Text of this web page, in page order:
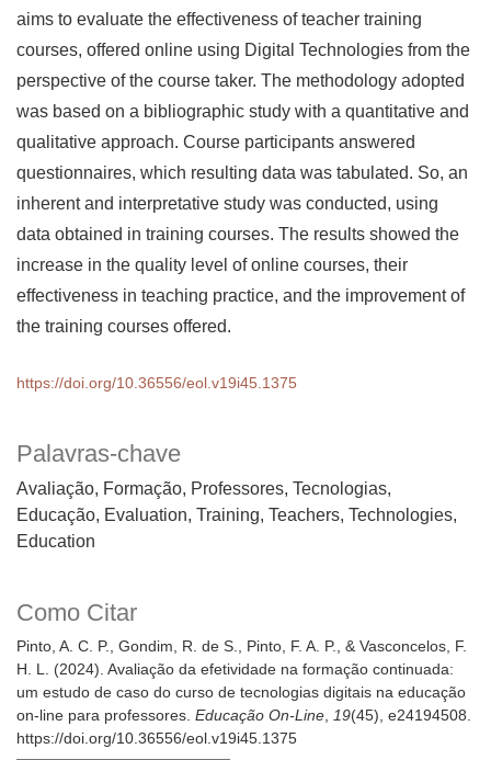
Palavras-chave
Avaliação, Formação, Professores, Tecnologias,
Educação Evaluation, Training, Teachers, Technologies,
Education
Como Citar
Pinto, A. C. P., Gondim, R. de S., Pinto, F. A. P., & Vasconcelos, F.
H. L. (2024). Avaliação da efetividade na formação continuada:
um estudo de caso do curso de tecnologias digitais na educação
on-line para professores. Educação On-Line, 19(45), e24194508.
https://doi.org/10.36556/eol.v19i45.1375
aims to evaluate the effectiveness of teacher training
courses, offered online using Digital Technologies from the
perspective of the course taker. The methodology adopted
was based on a bibliographic study with a quantitative and
qualitative approach. Course participants answered
questionnaires, which resulting data was tabulated. So, an
inherent and interpretative study was conducted, using
data obtained in training courses. The results showed the
increase in the quality level of online courses, their
effectiveness in teaching practice, and the improvement of
the training courses offered.
https://doi.org/10.36556/eol.v19i45.1375